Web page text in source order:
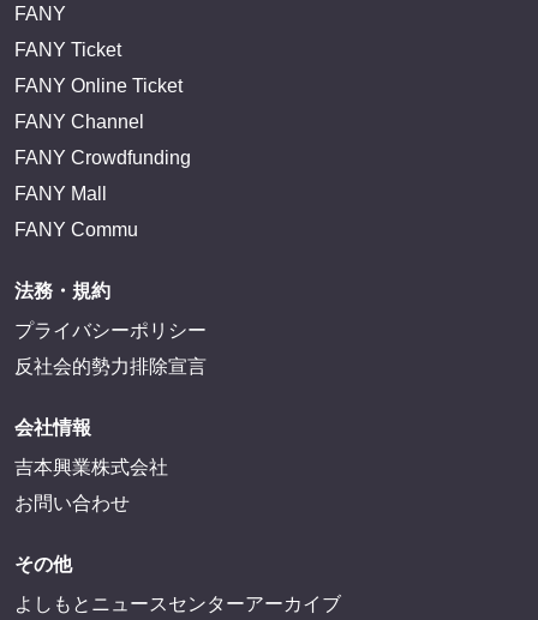
FANY
FANY Ticket
FANY Online Ticket
FANY Channel
FANY Crowdfunding
FANY Mall
FANY Commu
法務・規約
プライバシーポリシー
反社会的勢力排除宣言
会社情報
吉本興業株式会社
お問い合わせ
その他
よしもとニュースセンターアーカイブ